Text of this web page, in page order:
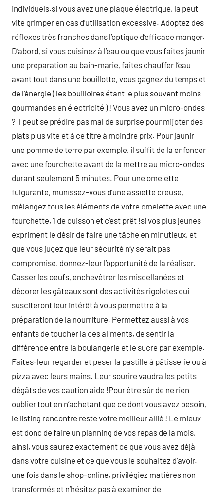
individuels.si vous avez une plaque électrique, la peut
vite grimper en cas d’utilisation excessive. Adoptez des
réflexes très franches dans l’optique d’efficace manger.
D’abord, si vous cuisinez à l’eau ou que vous faites jaunir
une préparation au bain-marie, faites chauffer l’eau
avant tout dans une bouillotte, vous gagnez du temps et
de l’énergie ( les bouilloires étant le plus souvent moins
gourmandes en électricité ) ! Vous avez un micro-ondes
? Il peut se prédire pas mal de surprise pour mijoter des
plats plus vite et à ce titre à moindre prix. Pour jaunir
une pomme de terre par exemple, il suffit de la enfoncer
avec une fourchette avant de la mettre au micro-ondes
durant seulement 5 minutes. Pour une omelette
fulgurante, munissez-vous d’une assiette creuse,
mélangez tous les éléments de votre omelette avec une
fourchette, 1 de cuisson et c’est prêt !si vos plus jeunes
expriment le désir de faire une tâche en minutieux, et
que vous jugez que leur sécurité n’y serait pas
compromise, donnez-leur l’opportunité de la réaliser.
Casser les oeufs, enchevêtrer les miscellanées et
décorer les gâteaux sont des activités rigolotes qui
susciteront leur intérêt à vous permettre à la
préparation de la nourriture. Permettez aussi à vos
enfants de toucher la des aliments, de sentir la
différence entre la boulangerie et le sucre par exemple.
Faites-leur regarder et peser la pastille à pâtisserie ou à
pizza avec leurs mains. Leur sourire vaudra les petits
dégâts de vos caution aide !Pour être sûr de ne rien
oublier tout en n’achetant que ce dont vous avez besoin,
le listing rencontre reste votre meilleur allié ! Le mieux
est donc de faire un planning de vos repas de la mois,
ainsi, vous saurez exactement ce que vous avez déjà
dans votre cuisine et ce que vous le souhaitez d’avoir.
une fois dans le shop-online, privilégiez matières non
transformés et n’hésitez pas à examiner de